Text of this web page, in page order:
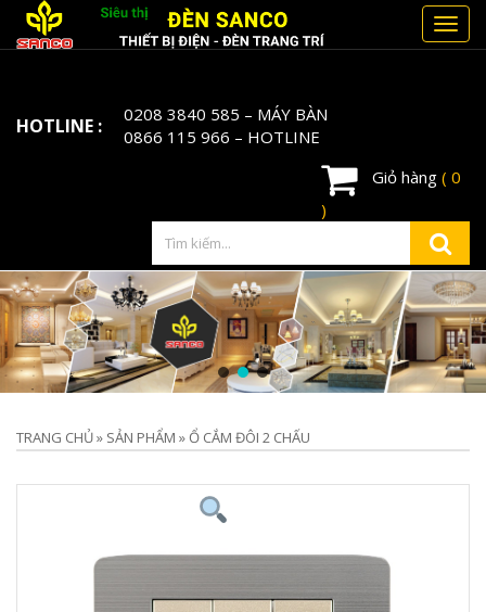
HOTLINE : 0208 3840 585 – MÁY BÀN
0866 115 966 – HOTLINE
Giỏ hàng ( 0
)
TRANG CHỦ» SẢN PHẨM »Ổ CẮM ĐÔI 2 CHẤU